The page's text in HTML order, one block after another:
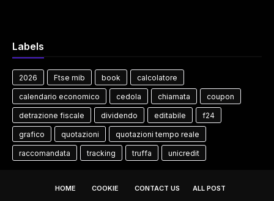
Labels
2026 Ftse mib book calcolatore
calendario economico cedola chiamata coupon
detrazione fiscale dividendo editabile f24
grafico quotazioni quotazioni tempo reale
raccomandata tracking truffa unicredit
HOME COOKIE CONTACT US ALL POST